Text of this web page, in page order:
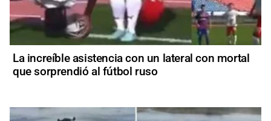
La increíble asistencia con un lateral con mortal
que sorprendió al fútbol ruso